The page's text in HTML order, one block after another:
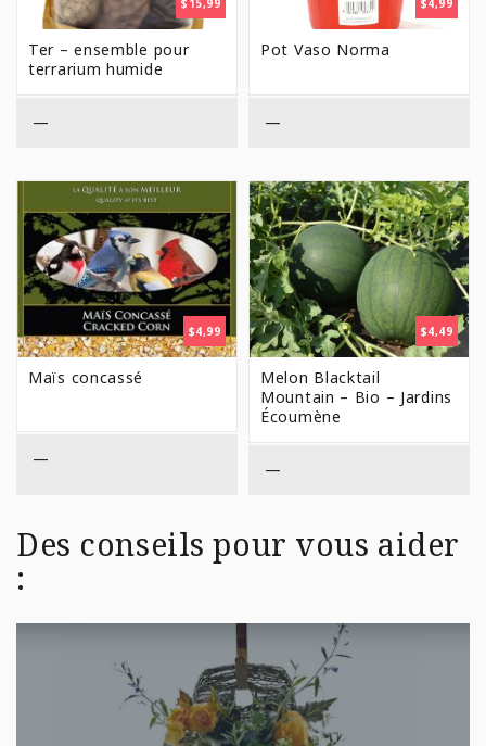
$ 15,99
Ter – ensemble pour
terrarium humide
—
$4,99
Pot Vaso Norma
—
$4,99
Maïs concassé
—
$4,49
Melon Blacktail
Mountain – Bio – Jardins
Écoumène
—
Des conseils pour vous aider
: